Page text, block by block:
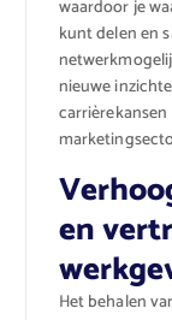
waardoor je
kunt delen en
nieuwe
en
Het behalen